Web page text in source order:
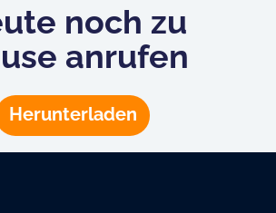
noch zu
anrufen
Herunterladen